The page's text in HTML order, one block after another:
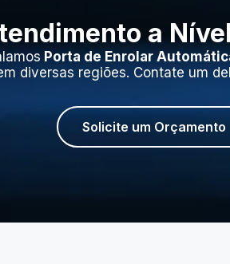
a
Porta de Enrolar
diversas regiões. Contate um
Solicite um Orçamento